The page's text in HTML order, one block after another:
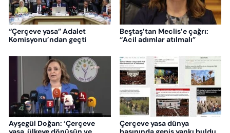
“Çerçeve yasa” Adalet
Komisyonu’ndan geçti
Beştaş’tan Meclis’e çağrı:
“Acil adımlar atılmalı”
Ayşegül Doğan: ‘Çerçeve
Çerçeve yasa dünya